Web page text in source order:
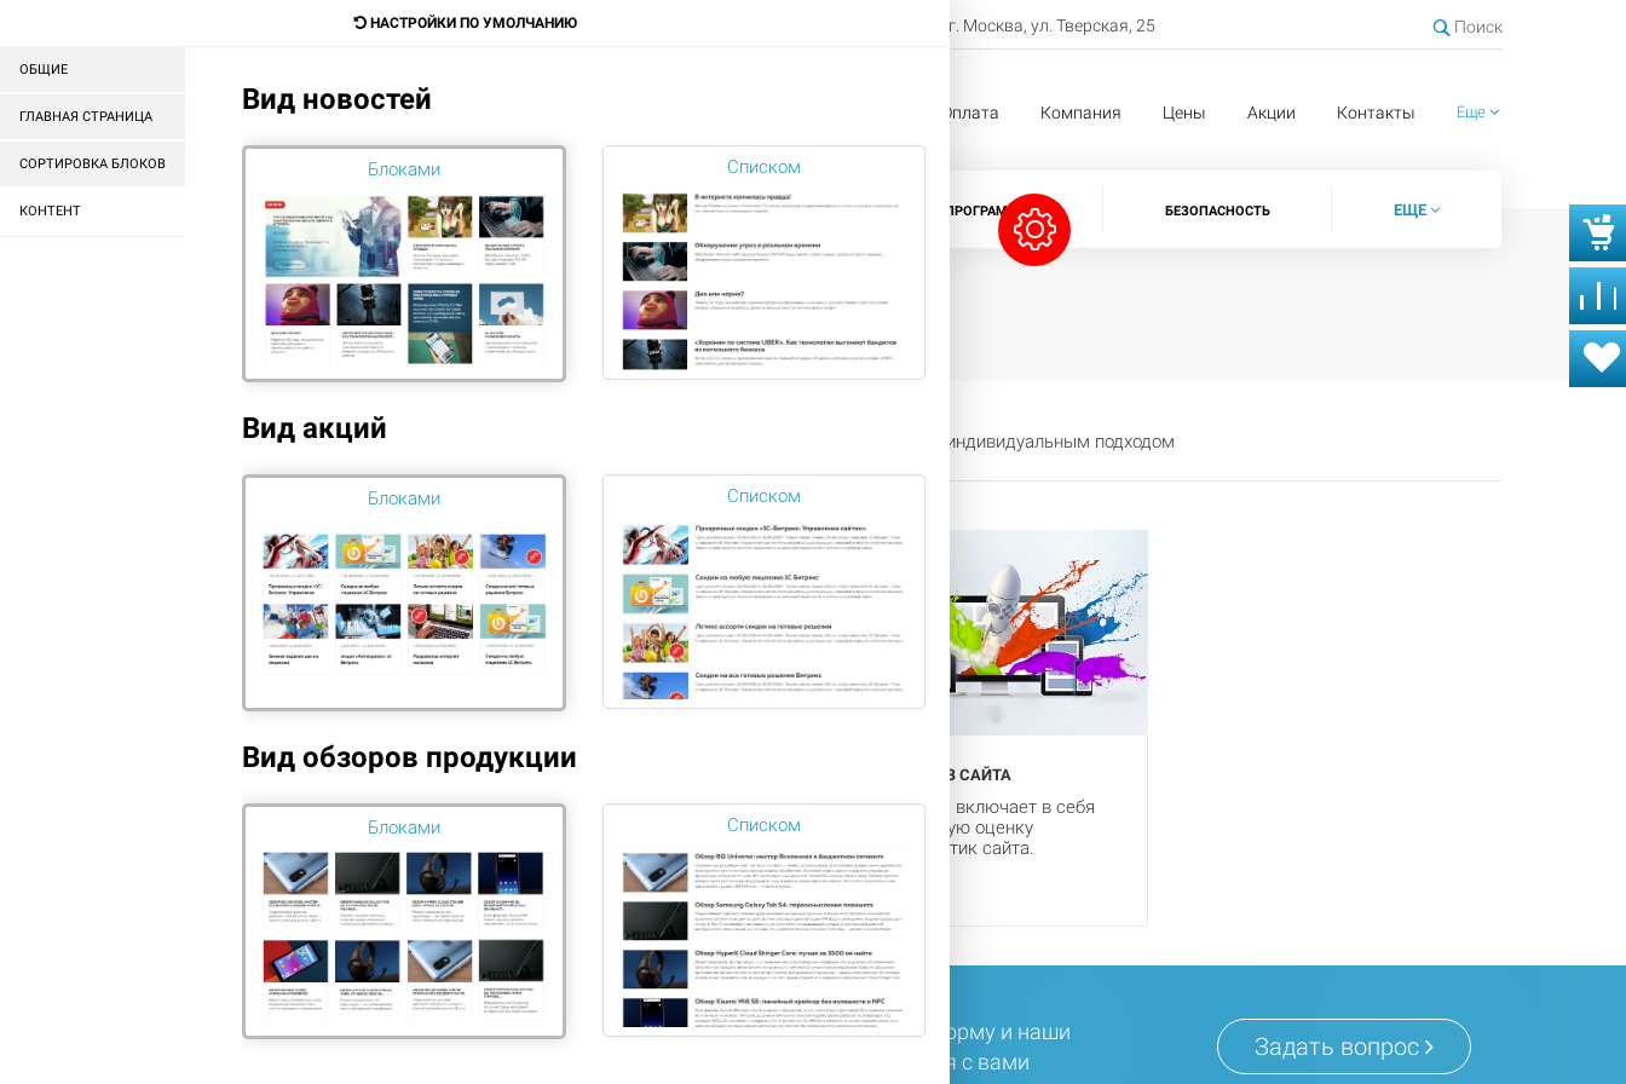
НАСТРОЙКИ ПО УМОЛЧАНИЮ
ОБЩИЕ
ГЛАВНАЯ СТРАНИЦА
СОРТИРОВКА БЛОКОВ
КОНТЕНТ
Вид новостей
Блоками Списком
Вид акций
Блоками Списком
Вид обзоров продукции
Блоками Списком
г. Москва, ул. Тверская, 25 Поиск
Digital-агентство для продажи
Оплата Компания Цены Акции Контакты Еще
ГОТОВЫЕ САЙТЫ ГОТОВЫЕ МАГАЗИНЫ CRM-СИСТЕМЫ ЛИЦЕНЗИИ БИТРИКС ПРОГРАММЫ 1С БЕЗОПАСНОСТЬ ЕЩЕ
ПРОДВИЖЕНИЕ САЙТА
ПРОДВИЖЕНИЕ САЙТА
Оптимизация сайта
Seo-анализ сайта
НАША ЦЕЛЬ: Помочь бизнесу понять
желания целевой аудитории
Привлечение клиентов с экономией вашего бюджета и индивидуальным подходом
ОПТИМИЗАЦИЯ САЙТА
Основная сфера работ нашей
сайтов в Яндекс и Google
SEO-АНАЛИЗ САЙТА
Cео-анализ включает в себя
комплексную оценку
характеристик сайта.
Если у вас остались вопросы, заполните форму и наши
специалисты в ближайшее время свяжутся с вами
Задать вопрос